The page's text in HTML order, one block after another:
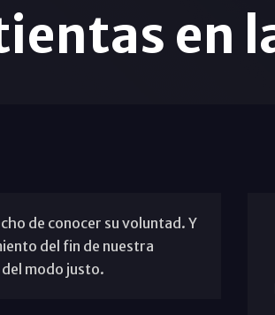
en
de conocer su voluntad. Y
del fin de nuestra
modo justo.